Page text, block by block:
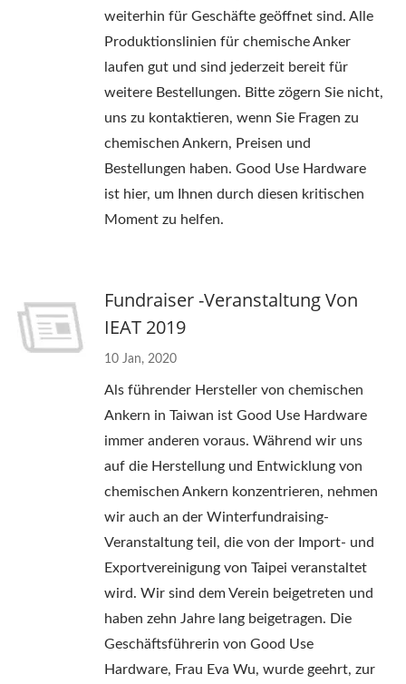
weiterhin für Geschäfte geöffnet sind. Alle
Produktionslinien für chemische Anker
laufen gut und sind jederzeit bereit für
weitere Bestellungen. Bitte zögern Sie nicht,
uns zu kontaktieren, wenn Sie Fragen zu
chemischen Ankern, Preisen und
Bestellungen haben. Good Use Hardware
ist hier, um Ihnen durch diesen kritischen
Moment zu helfen.
Fundraiser -Veranstaltung Von
IEAT 2019
10 Jan, 2020
Als führender Hersteller von chemischen
Ankern in Taiwan ist Good Use Hardware
immer anderen voraus. Während wir uns
auf die Herstellung und Entwicklung von
chemischen Ankern konzentrieren, nehmen
wir auch an der Winterfundraising-
Veranstaltung teil, die von der Import- und
Exportvereinigung von Taipei veranstaltet
wird. Wir sind dem Verein beigetreten und
haben zehn Jahre lang beigetragen. Die
Geschäftsführerin von Good Use
Hardware, Frau Eva Wu, wurde geehrt, zur